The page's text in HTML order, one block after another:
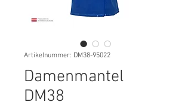
Artikelnummer: DM38-95022
Damenmantel
DM38